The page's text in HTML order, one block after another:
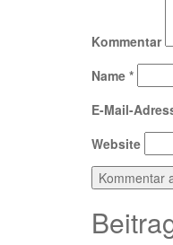
Kommentar
Name *
E-Mail-
Website